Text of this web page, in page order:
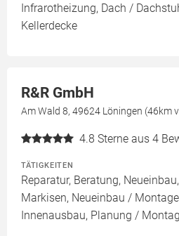
Infrarotheizung, Dach /
Kellerdecke
R&R GmbH
Am Wald 8, 49624 Löningen (46km
4.8 Sterne aus 4
TÄTIGKEITEN
Reparatur, Beratung,
Markisen, Neueinbau /
Innenausbau, Planung /